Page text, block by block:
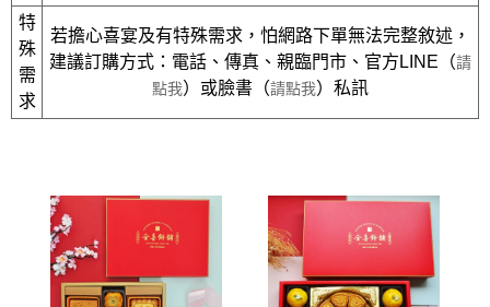
特
殊
需
求
若擔心喜宴及有特殊需求，怕網路下單無法完整敘述，
建議訂購方式：電話、傳真、親臨門市、官方LINE（請
點我）或臉書（請點我）私訊